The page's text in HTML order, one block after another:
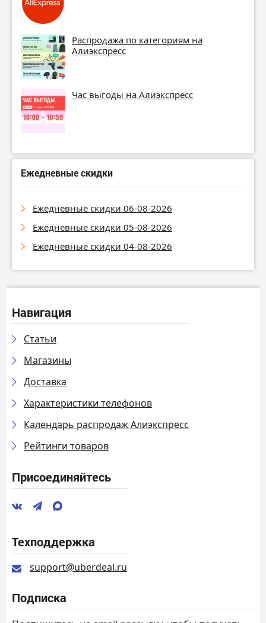
Распродажа по категориям на
Алиэкспресс
Час выгоды на Алиэкспресс
Ежедневные скидки
Ежедневные скидки 06-08-2026
Ежедневные скидки 05-08-2026
Ежедневные скидки 04-08-2026
Навигация
Статьи
Магазины
Доставка
Характеристики телефонов
Календарь распродаж Алиэкспресс
Рейтинги товаров
Присоединяйтесь
Техподдержка
support@uberdeal.ru
Подписка